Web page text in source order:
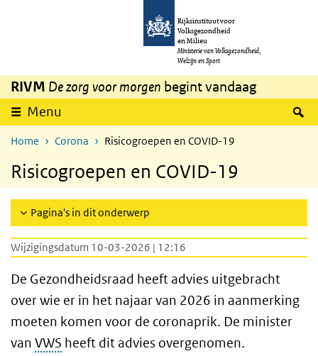
Overslaan en naar de inhoud gaan
Rijksinstituut voor
Volksgezondheid
en Milieu
Ministerie van Volksgezondheid,
Welzijn en Sport
RIVM De zorg voor morgen begint vandaag
Menu
Home Corona Risicogroepen en COVID-19
Risicogroepen en COVID-19
Pagina's in dit onderwerp
Wijzigingsdatum 10-03-2026 | 12:16
De Gezondheidsraad heeft advies uitgebracht
over wie er in het najaar van 2026 in aanmerking
moeten komen voor de coronaprik. De minister
van VWS heeft dit advies overgenomen.